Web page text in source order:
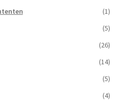
(1)
(5)
(26)
(14)
(5)
(4)